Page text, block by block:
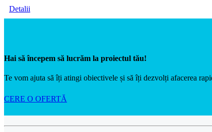
Detalii
Hai să începem să lucrăm la proiectul tău!
Te vom ajuta să îți atingi obiectivele și să îți dezvolți afacerea
CERE O OFERTĂ